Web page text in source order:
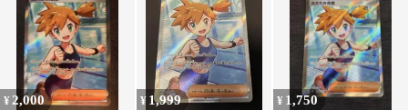
¥ 2,000 ¥ 1,999 ¥ 1,750